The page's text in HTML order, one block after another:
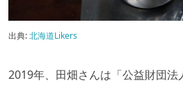
出典:北海道Likers
2019年、田畑さんは「公益財団